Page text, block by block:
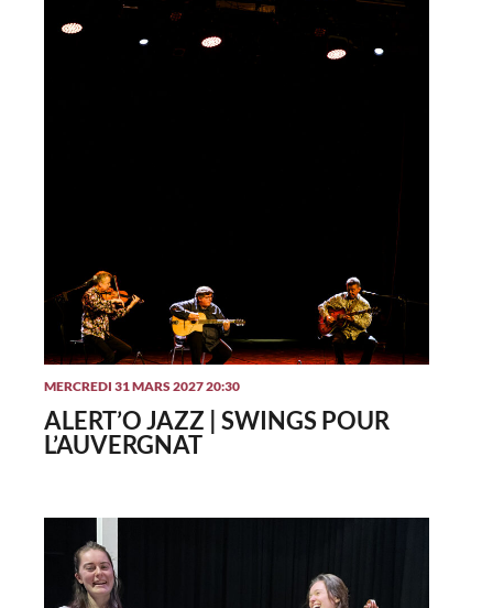
MERCREDI 31 MARS 2027 20:30
ALERT’O JAZZ | SWINGS POUR
L’AUVERGNAT